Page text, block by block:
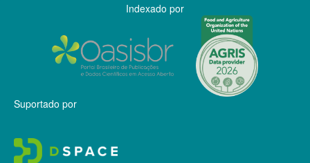
Indexado por
Suportado por